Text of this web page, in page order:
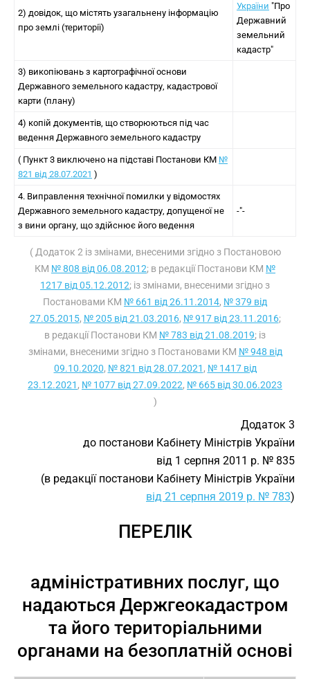
2) довідок, що містять узагальнену інформацію
про землі (території)
України "Про
Державний
земельний
кадастр"
3) викопіювань з картографічної основи
Державного земельного кадастру, кадастрової
карти (плану)
4) копій документів, що створюються під час
ведення Державного земельного кадастру
( Пункт 3 виключено на підставі Постанови КМ №
821 від 28.07.2021 )
4. Виправлення технічної помилки у відомостях
Державного земельного кадастру, допущеної не
з вини органу, що здійснює його ведення
-"-
( Додаток 2 із змінами, внесеними згідно з Постановою
КМ № 808 від 06.08.2012; в редакції Постанови КМ №
1217 від 05.12.2012; із змінами, внесеними згідно з
Постановами КМ № 661 від 26.11.2014, № 379 від
27.05.2015, № 205 від 21.03.2016, № 917 від 23.11.2016;
в редакції Постанови КМ № 783 від 21.08.2019; із
змінами, внесеними згідно з Постановами КМ № 948 від
09.10.2020, № 821 від 28.07.2021 , № 1417 від
23.12.2021 , № 1077 від 27.09.2022, № 665 від 30.06.2023
)
Додаток 3
до постанови Кабінету Міністрів України
від 1 серпня 2011 р. № 835
(в редакції постанови Кабінету Міністрів України
від 21 серпня 2019 р. № 783)
ПЕРЕЛІК
адміністративних послуг, що
надаються Держгеокадастром
та його територіальними
органами на безоплатній основі